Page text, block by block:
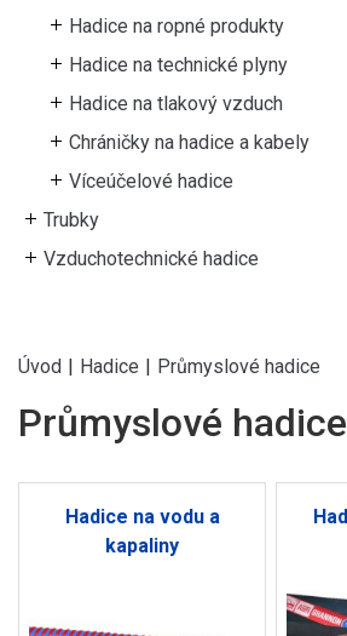
Hadice na ropné produkty
Hadice na technické plyny
Hadice na tlakový vzduch
Chráničky na hadice a kabely
Víceúčelové hadice
Trubky
Vzduchotechnické hadice
Úvod | Hadice | Průmyslové hadice
Průmyslové hadice
Hadice na vodu a
kapaliny